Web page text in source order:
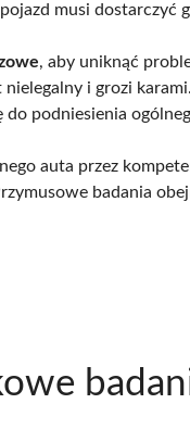
musi
, aby uniknąć
i grozi
podniesienia
auta przez
badania